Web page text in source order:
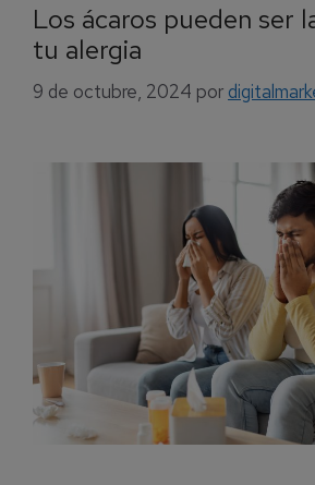
Los ácaros pueden ser
tu alergia
9 de octubre, 2024 por